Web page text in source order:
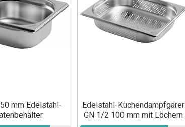
mm Edelstahl-
Edelstahl-Küchendampfgarer
GN 1/2 100 mm mit Löchern